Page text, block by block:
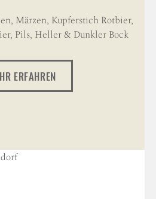
Märzen, Kupferstich Rotbier,
Pils, Heller & Dunkler Bock
ERFAHREN